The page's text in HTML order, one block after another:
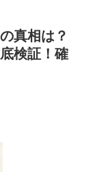
真相は？
検証！確